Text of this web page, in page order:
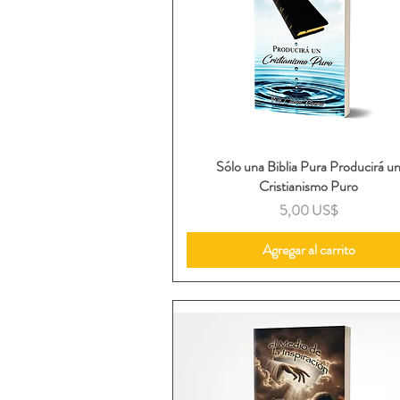
Vista rápida
Sólo una Biblia Pura Producirá un
Cristianismo Puro
Precio
5,00 US$
Agregar al carrito